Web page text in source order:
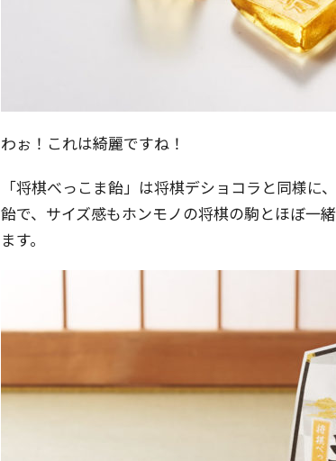
わぉ！これは綺麗ですね！
「将棋べっこま飴」は将棋デショコラと同様に
飴で、サイズ感もホンモノの将棋の駒とほぼ一
ます。